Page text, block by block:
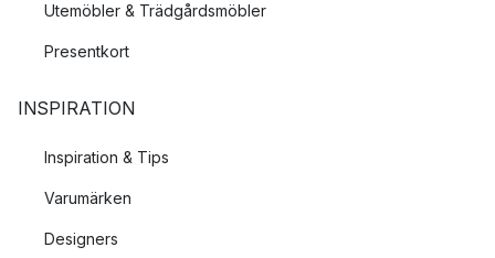
Utemöbler & Trädgårdsmöbler
Presentkort
INSPIRATION
Inspiration & Tips
Varumärken
Designers